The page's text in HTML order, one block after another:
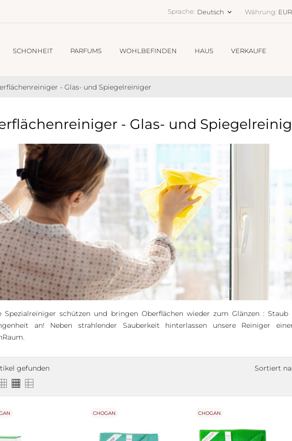
Sprache: Deutsch keyboard_arrow_down Währung: EUR
SCHONHEIT PARFUMS WOHLBEFINDEN HAUS VERKAUFE
- Glas- und Spiegelreiniger
- Glas- und
Spezialreiniger schützen und bringen Oberflächen wieder zum Glänzen :
an! Neben strahlender Sauberkeit hinterlassen unsere Reiniger
gefunden Sortiert
CHOGAN CHOGAN